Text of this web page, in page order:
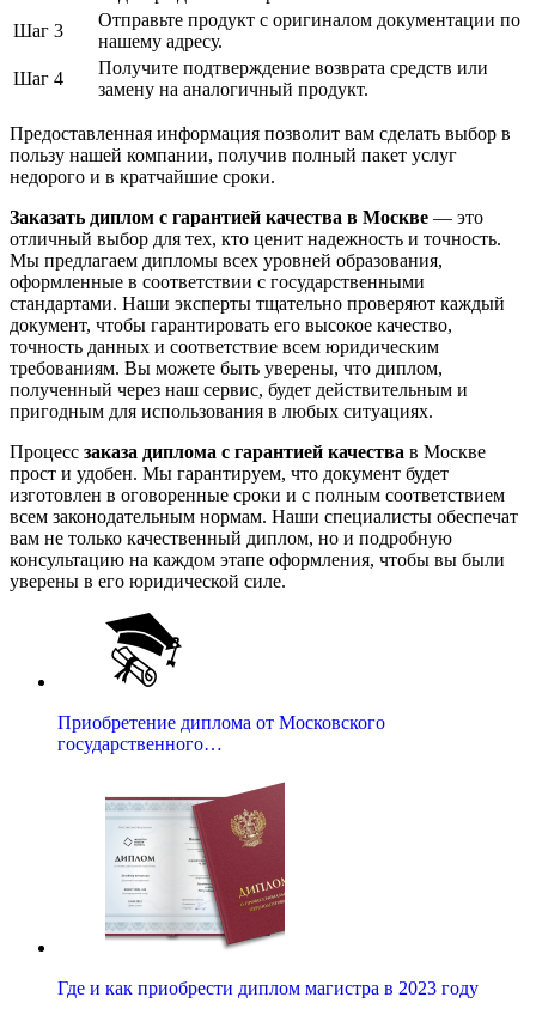
Шаг 3
Отправьте продукт с оригиналом документации по
нашему адресу.
Шаг 4
Получите подтверждение возврата средств или
замену на аналогичный продукт.
Предоставленная информация позволит вам сделать выбор в
пользу нашей компании, получив полный пакет услуг
недорого и в кратчайшие сроки.
Заказать диплом с гарантией качества в Москве — это
отличный выбор для тех, кто ценит надежность и точность.
Мы предлагаем дипломы всех уровней образования,
оформленные в соответствии с государственными
стандартами. Наши эксперты тщательно проверяют каждый
документ, чтобы гарантировать его высокое качество,
точность данных и соответствие всем юридическим
требованиям. Вы можете быть уверены, что диплом,
полученный через наш сервис, будет действительным и
пригодным для использования в любых ситуациях.
Процесс заказа диплома с гарантией качества в Москве
прост и удобен. Мы гарантируем, что документ будет
изготовлен в оговоренные сроки и с полным соответствием
всем законодательным нормам. Наши специалисты обеспечат
вам не только качественный диплом, но и подробную
консультацию на каждом этапе оформления, чтобы вы были
уверены в его юридической силе.
Приобретение диплома от Московского
государственного…
Где и как приобрести диплом магистра в 2023 году